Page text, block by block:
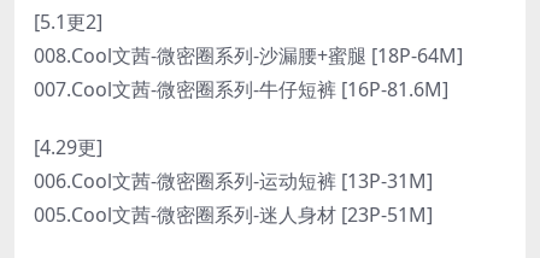
[5.1更2]
008.Cool文茜-微密圈系列-沙漏腰+蜜腿 [18P-64M]
007.Cool文茜-微密圈系列-牛仔短裤 [16P-81.6M]
[4.29更]
006.Cool文茜-微密圈系列-运动短裤 [13P-31M]
005.Cool文茜-微密圈系列-迷人身材 [23P-51M]